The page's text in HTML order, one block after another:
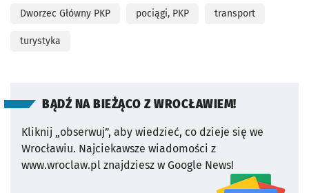
Dworzec Główny PKP pociągi, PKP transport
turystyka
BĄDŹ NA BIEŻĄCO Z WROCŁAWIEM!
Kliknij „obserwuj”, aby wiedzieć, co dzieje się we
Wrocławiu. Najciekawsze wiadomości z
www.wroclaw.pl znajdziesz w Google News!